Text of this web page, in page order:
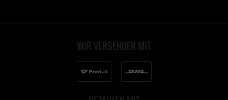
WIR VERSENDEN MIT